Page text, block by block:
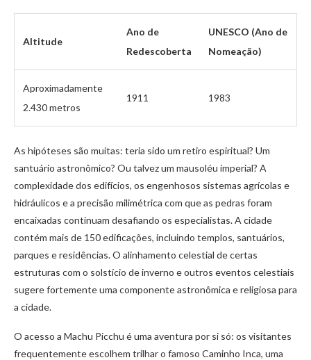
Altitude
Ano de
Redescoberta
UNESCO (Ano de
Nomeação)
Aproximadamente
2.430 metros
1911 1983
As hipóteses são muitas: teria sido um retiro espiritual? Um
santuário astronômico? Ou talvez um mausoléu imperial? A
complexidade dos edifícios, os engenhosos sistemas agrícolas e
hidráulicos e a precisão milimétrica com que as pedras foram
encaixadas continuam desafiando os especialistas. A cidade
contém mais de 150 edificações, incluindo templos, santuários,
parques e residências. O alinhamento celestial de certas
estruturas com o solstício de inverno e outros eventos celestiais
sugere fortemente uma componente astronômica e religiosa para
a cidade.
O acesso a Machu Picchu é uma aventura por si só: os visitantes
frequentemente escolhem trilhar o famoso Caminho Inca, uma